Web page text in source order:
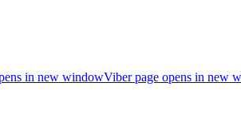
in new windowViber page opens in new